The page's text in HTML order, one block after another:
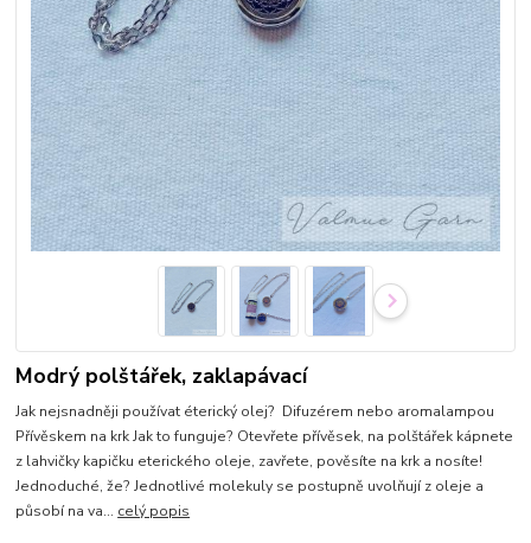
Modrý polštářek, zaklapávací
Jak nejsnadněji používat éterický olej? Difuzérem nebo aromalampou
Přívěskem na krk Jak to funguje? Otevřete přívěsek, na polštářek kápnete
z lahvičky kapičku eterického oleje, zavřete, pověsíte na krk a nosíte!
Jednoduché, že? Jednotlivé molekuly se postupně uvolňují z oleje a
působí na va... celý popis